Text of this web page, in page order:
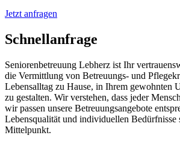
Jetzt anfragen
Schnell­anfrage
Seniorenbetreuung Lebherz ist Ihr
die Vermittlung von Betreuungs- und
Lebensalltag zu Hause, in Ihrem gewohnten
zu gestalten. Wir verstehen, dass jeder
wir passen unsere Betreuungsangebote
Lebensqualität und individuellen Bedürfnisse
Mittelpunkt.